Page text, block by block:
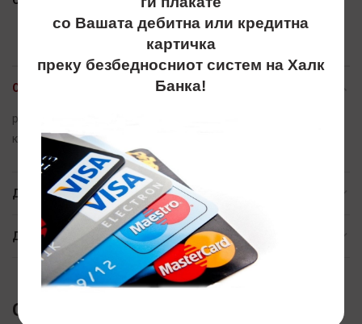
ОПИС
privrzok,privrzoci,metalen, лове, срце, srce, приврзоци, попе
компани, pope company
ДОПОЛНИТЕЛНИ ИНФОРМАЦИИ
ДОСТАВА
СЛИЧНИ ПРОИЗВОДИ
со Вашата дебитна или кредитна
картичка
преку безбедносниот систем на Халк
Банка!